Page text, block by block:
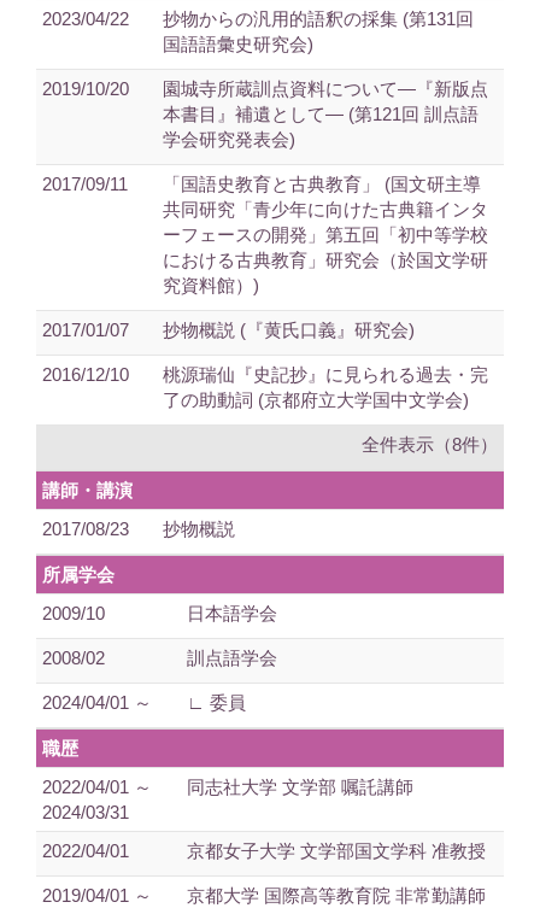
2023/04/22
抄物からの汎用的語釈の採集 (第131回
国語語彙史研究会)
2019/10/20
園城寺所蔵訓点資料について―『新版点
本書目』補遺として― (第121回 訓点語
学会研究発表会)
2017/09/11
「国語史教育と古典教育」 (国文研主導
共同研究「青少年に向けた古典籍インタ
ーフェースの開発」第五回「初中等学校
における古典教育」研究会（於国文学研
究資料館）)
2017/01/07 抄物概説 (『黄氏口義』研究会)
2016/12/10
桃源瑞仙『史記抄』に見られる過去・完
了の助動詞 (京都府立大学国中文学会)
全件表示（8件）
講師・講演
2017/08/23
抄物概説
所属学会
2009/10
日本語学会
2008/02 訓点語学会
2024/04/01 ～ ∟ 委員
職歴
2022/04/01 ～
2024/03/31
同志社大学 文学部 嘱託講師
2022/04/01 京都女子大学 文学部国文学科 准教授
2019/04/01 ～
京都大学 国際高等教育院 非常勤講師